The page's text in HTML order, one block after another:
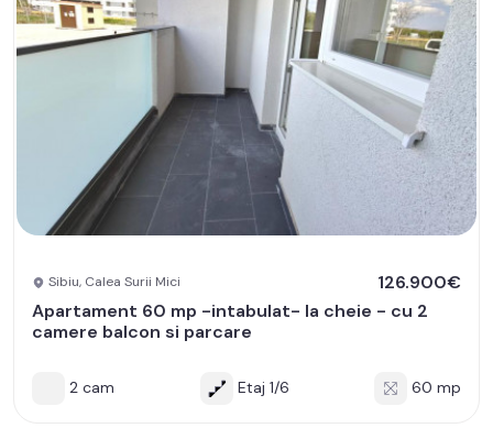
Sibiu, Calea Surii Mici
126.900€
Apartament 60 mp -intabulat- la cheie - cu 2
camere balcon si parcare
2 cam Etaj 1/6 60 mp